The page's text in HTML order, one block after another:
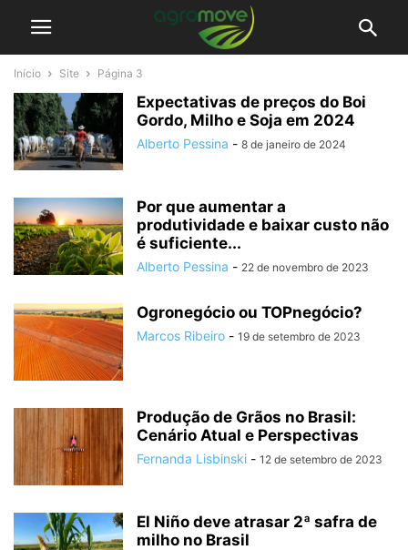
Início Site Página 3
Expectativas de preços do Boi
Gordo, Milho e Soja em 2024
Alberto Pessina - 8 de janeiro de 2024
Por que aumentar a
produtividade e baixar custo não
é suficiente...
Alberto Pessina - 22 de novembro de 2023
Ogronegócio ou TOPnegócio?
Marcos Ribeiro - 19 de setembro de 2023
Produção de Grãos no Brasil:
Cenário Atual e Perspectivas
Fernanda Lisbinski - 12 de setembro de 2023
El Niño deve atrasar 2ª safra de
milho no Brasil